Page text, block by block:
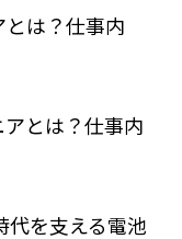
は？仕事内
とは？仕事内
代を支える電池